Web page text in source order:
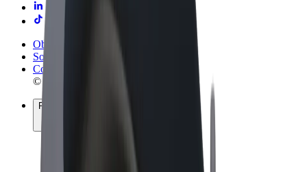
Obchodní podmínky
Soukromí
Cookies
© 2026 Bolt Technology OÜ
Produkty